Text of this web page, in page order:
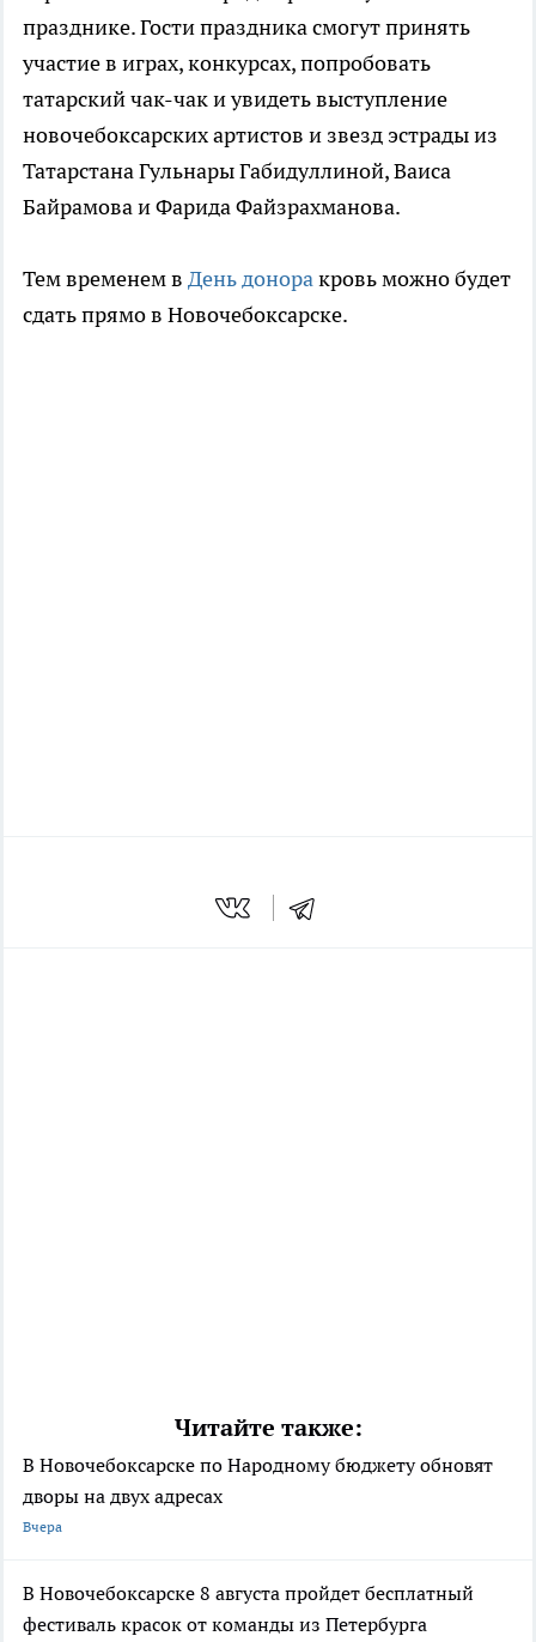
празднике. Гости праздника смогут принять
участие в играх, конкурсах, попробовать
татарский чак-чак и увидеть выступление
новочебоксарских артистов и звезд эстрады из
Татарстана Гульнары Габидуллиной, Ваиса
Байрамова и Фарида Файзрахманова.
Тем временем в День доноракровь можно будет
сдать прямо в Новочебоксарске.
Читайте также:
В Новочебоксарске по Народному бюджету обновят
дворы на двух адресах
Вчера
В Новочебоксарске 8 августа пройдет бесплатный
фестиваль красок от команды из Петербурга